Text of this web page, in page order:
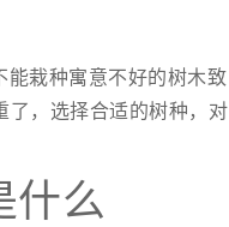
能栽种寓意不好的树木致
了，选择合适的树种，对
什么